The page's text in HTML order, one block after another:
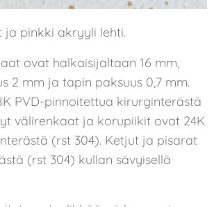
ja pinkki akryyli lehti.
ovat halkaisijaltaan 16 mm,
2 mm ja tapin paksuus 0,7 mm.
PVD-pinnoitettua kirurginterästä
välirenkaat ja korupiikit ovat 24K
(rst 304). Ketjut ja pisarat
(rst 304) kullan sävyisellä